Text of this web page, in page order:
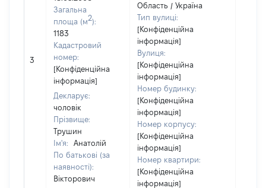
3
Загальна
площа (м2):
1183
Кадастровий
номер:
[Конфіденційна
інформація]
Декларує:
чоловік
Прізвище:
Трушин
Ім'я:
Анатолій
По батькові (за
наявності):
Вікторович
Область / Україна
Тип вулиці:
[Конфіденційна
інформація]
Вулиця:
[Конфіденційна
інформація]
Номер будинку:
[Конфіденційна
інформація]
Номер корпусу:
[Конфіденційна
інформація]
Номер квартири:
[Конфіденційна
інформація]